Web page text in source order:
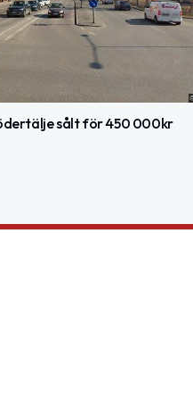
sålt för 450 000kr